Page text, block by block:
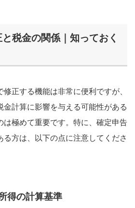
税金の関係｜知っておく
正する機能は非常に便利ですが、
金計算に影響を与える可能性がある
は極めて重要です。特に、確定申告
る方は、以下の点に注意してくださ
得の計算基準